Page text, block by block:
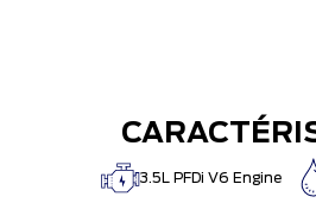
3.5L PFDi V6 Engine